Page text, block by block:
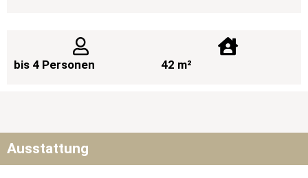
bis 4 Personen 42 m²
Ausstattung